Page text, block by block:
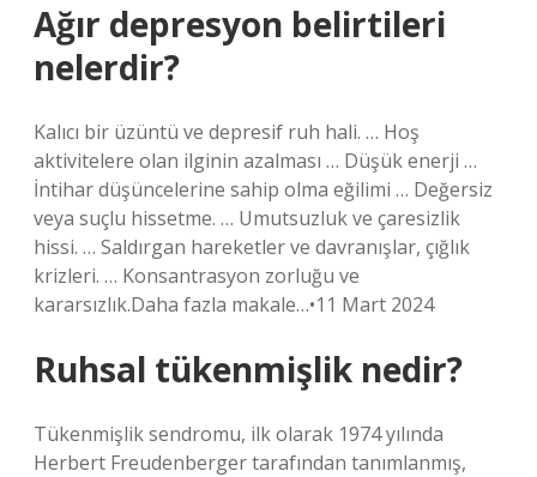
Ağır depresyon belirtileri
nelerdir?
Kalıcı bir üzüntü ve depresif ruh hali. … Hoş
aktivitelere olan ilginin azalması … Düşük enerji …
İntihar düşüncelerine sahip olma eğilimi … Değersiz
veya suçlu hissetme. … Umutsuzluk ve çaresizlik
hissi. … Saldırgan hareketler ve davranışlar, çığlık
krizleri. … Konsantrasyon zorluğu ve
kararsızlık.Daha fazla makale…•11 Mart 2024
Ruhsal tükenmişlik nedir?
Tükenmişlik sendromu, ilk olarak 1974 yılında
Herbert Freudenberger tarafından tanımlanmış,